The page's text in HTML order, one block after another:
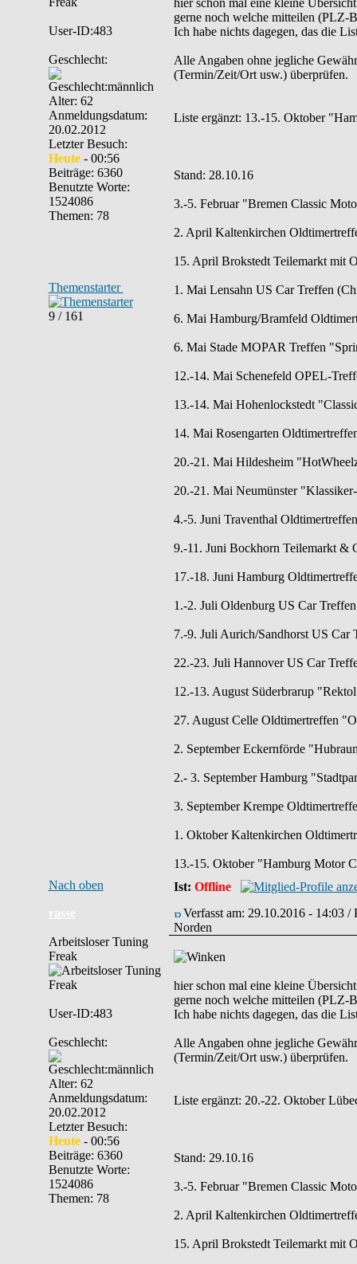
User-ID:483
Geschlecht:
Alter: 62
Anmeldungsdatum:
20.02.2012
Letzter Besuch:
Heute- 00:56
Beiträge: 6360
Benutzte Worte:
1524086
Themen: 78
Themenstarter
9 / 161
hier schon mal eine kleine
gerne noch welche mitteilen (PLZ-
Ich habe nichts dagegen, das die
Alle Angaben ohne jegliche
(Termin/Zeit/Ort usw.) überprüfen.
Liste ergänzt: 13.-15. Oktober
Stand: 28.10.16
3.-5. Februar "Bremen Classic
2. April Kaltenkirchen
15. April Brokstedt Teilemarkt mit
1. Mai Lensahn US Car Treffen
6. Mai Hamburg/Bramfeld
6. Mai Stade MOPAR Treffen
12.-14. Mai Schenefeld OPEL-
13.-14. Mai Hohenlockstedt
14. Mai Rosengarten
20.-21. Mai Hildesheim
20.-21. Mai Neumünster
4.-5. Juni Traventhal
9.-11. Juni Bockhorn Teilemarkt &
17.-18. Juni Hamburg
1.-2. Juli Oldenburg US Car
7.-9. Juli Aurich/Sandhorst US Car
22.-23. Juli Hannover US Car
12.-13. August Süderbrarup
27. August Celle Oldtimertreffen
2. September Eckernförde
2.- 3. September Hamburg
3. September Krempe
1. Oktober Kaltenkirchen
13.-15. Oktober "Hamburg Motor
Nach oben
Ist: Offline
rasse
Arbeitsloser Tuning
Freak
User-ID:483
Geschlecht:
Alter: 62
Anmeldungsdatum:
20.02.2012
Letzter Besuch:
Heute- 00:56
Beiträge: 6360
Benutzte Worte:
1524086
Themen: 78
Verfasst am: 29.10.2016 - 14:03 /
Norden
hier schon mal eine kleine
gerne noch welche mitteilen (PLZ-
Ich habe nichts dagegen, das die
Alle Angaben ohne jegliche
(Termin/Zeit/Ort usw.) überprüfen.
Liste ergänzt: 20.-22. Oktober
Stand: 29.10.16
3.-5. Februar "Bremen Classic
2. April Kaltenkirchen
15. April Brokstedt Teilemarkt mit